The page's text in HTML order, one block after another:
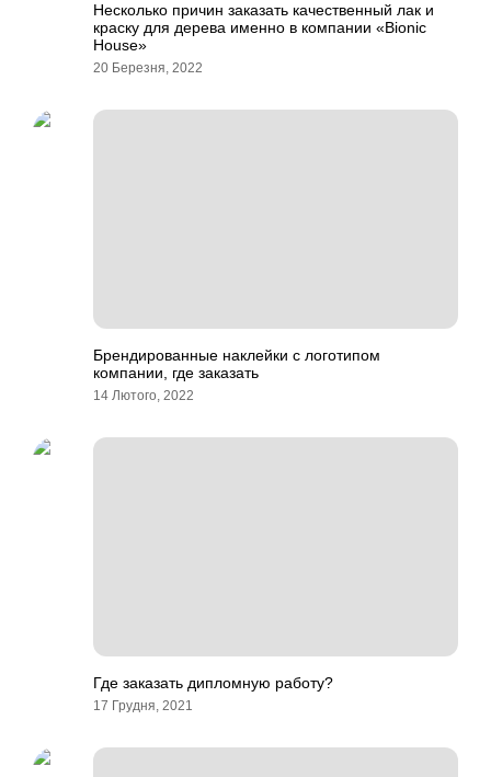
Несколько причин заказать качественный лак и
краску для дерева именно в компании «Bionic
House»
20 Березня, 2022
Брендированные наклейки с логотипом
компании, где заказать
14 Лютого, 2022
Где заказать дипломную работу?
17 Грудня, 2021